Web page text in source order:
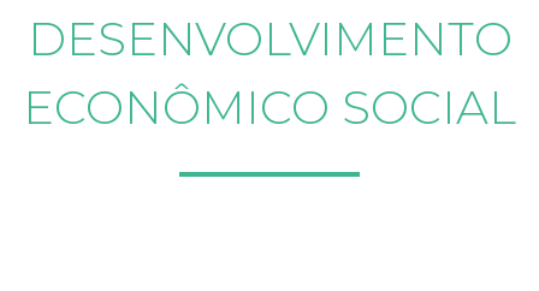
DESENVOLVIMENTO
ECONÔMICO SOCIAL